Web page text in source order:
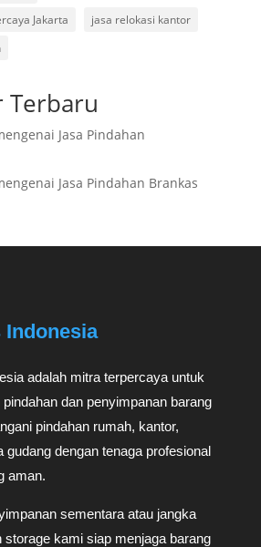
Jakarta
jasa relokasi kantor
Terbaru
Jasa Pindahan
Jasa Pindahan Brankas
adalah mitra terpercaya untuk
dan penyimpanan barang
pindahan rumah, kantor,
gudang dengan tenaga profesional
aman.
sementara atau jangka
storage kami siap menjaga barang